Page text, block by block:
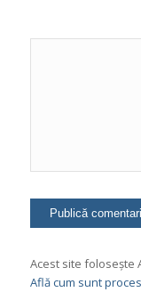
Acest site folosește
Află cum sunt